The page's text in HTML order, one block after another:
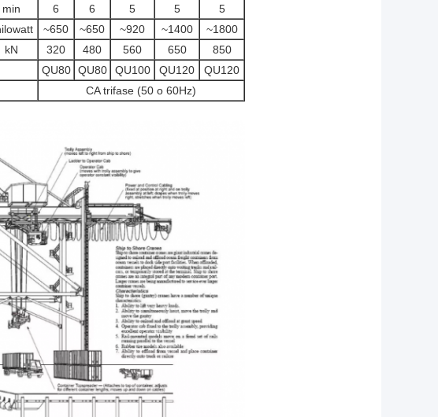
min 6 6 5 5
5
~650 ~650 ~920 ~1400
~1800
kN 320 480 560 650
850
QU80 QU80 QU100 QU120
QU120
CA trifase (50 o 60Hz)